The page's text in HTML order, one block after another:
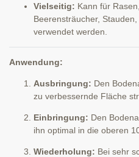
Vielseitig: Kann für
Beerensträucher,
verwendet werden.
Anwendung:
Ausbringung: Den
zu verbessernde Fläche
Einbringung: Den
ihn optimal in die oberen
Wiederholung: Bei sehr